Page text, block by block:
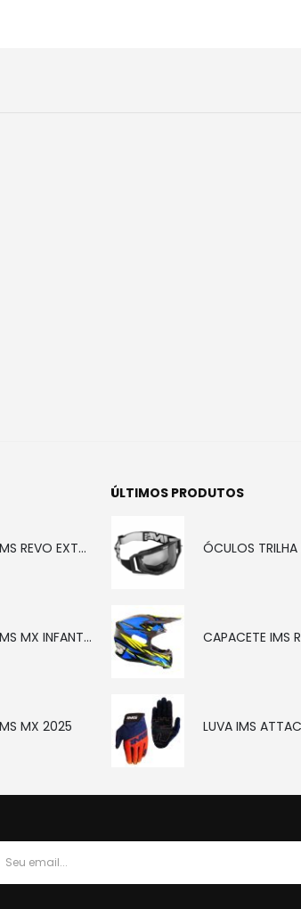
CONJUNTO IMS REVO EXTREME
CONJUNTO IMS MX INFANTIL CINZA 2025
MX 2025
ÚLTIMOS PRODUTOS
CAPACETE IMS
LUVA IMS